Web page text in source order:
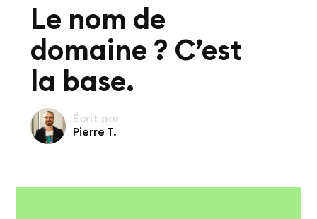
Le nom de
domaine ? C’est
la base.
Écrit par
Pierre T.